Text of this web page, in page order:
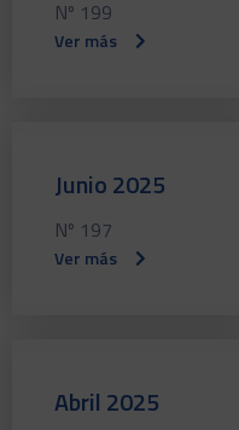
Nº 199
Ver más
Junio 2025
Nº 197
Ver más
Abril 2025